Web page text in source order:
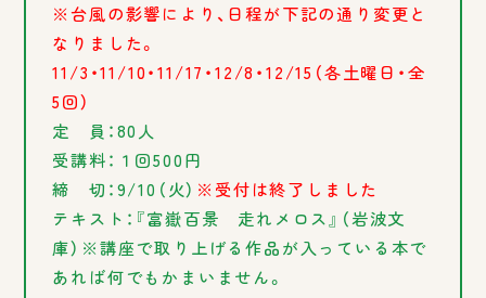
※台風の影響により、日程が下記の通り変更と
なりました。
11/3・11/10・11/17・12/8・12/15（各土曜日・全
5回）
定 員：80人
受講料：１回500円
締 切：9/10（火） ※受付は終了しました
テキスト：『富嶽百景 走れメロス』（岩波文
庫）※講座で取り上げる作品が入っている本で
あれば何でもかまいません。